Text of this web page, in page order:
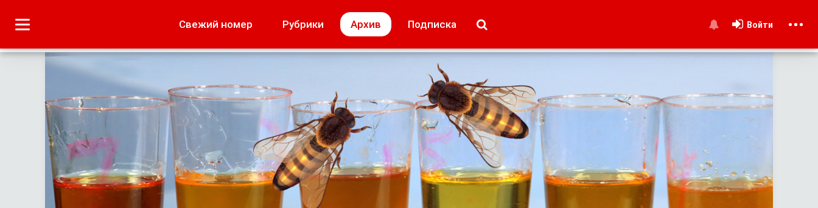
Свежий номер Рубрики Архив Подписка Войти
Лето наших читателей
МОЁ! Плюс Липецк
Образование + карьера
Свадьба недели